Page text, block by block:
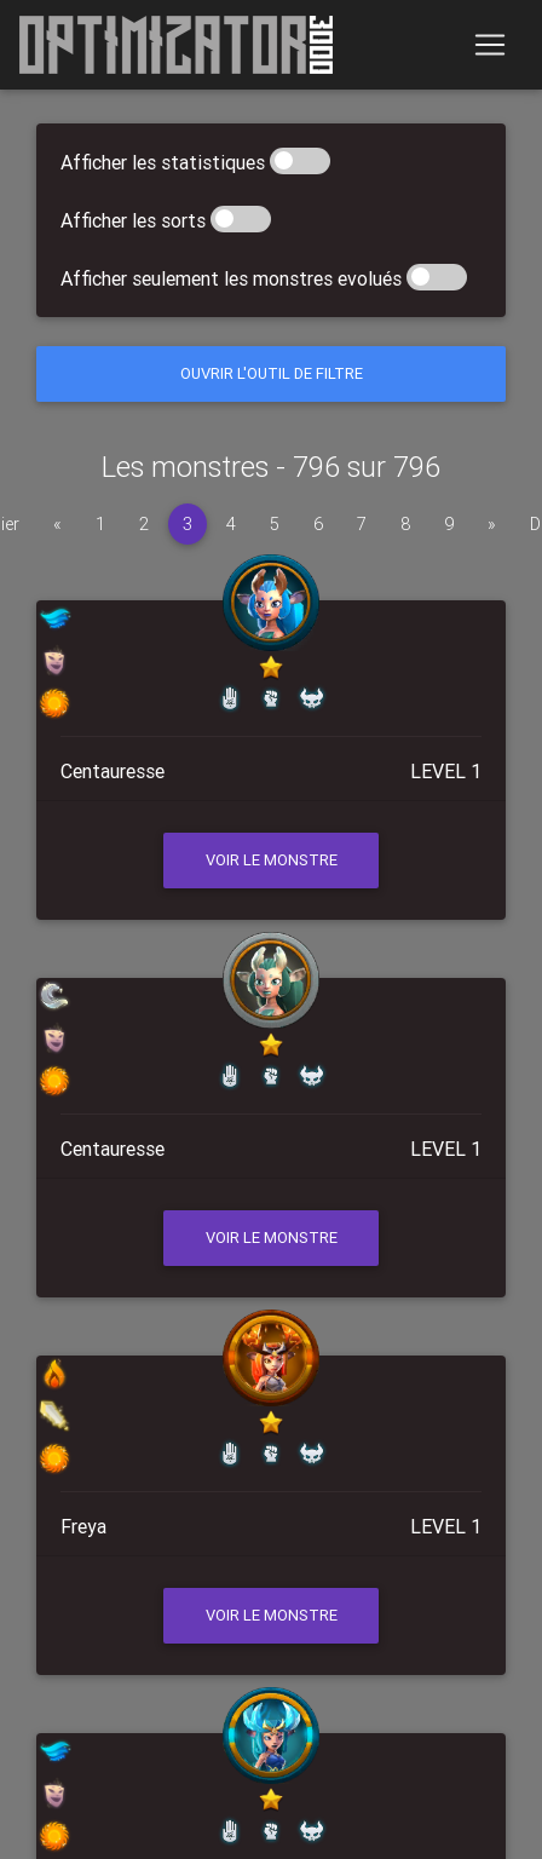
Afficher les statistiques
Afficher les sorts
Afficher seulement les monstres evolués
OUVRIR L'OUTIL DE FILTRE
Les monstres - 796 sur 796
«Précédent
1 2 3 4 5 6 7 8 9 »
Centauresse LEVEL 1
VOIR LE MONSTRE
Centauresse LEVEL 1
VOIR LE MONSTRE
Freya LEVEL 1
VOIR LE MONSTRE